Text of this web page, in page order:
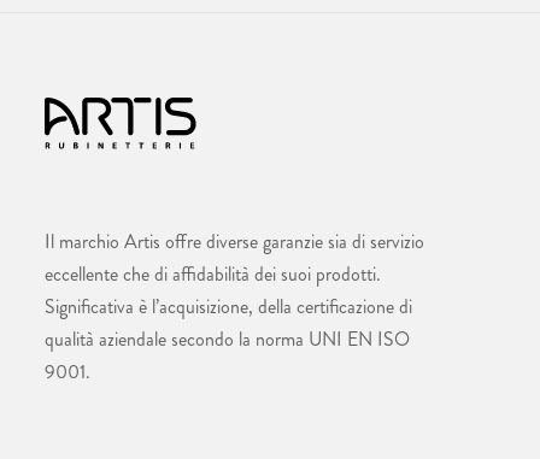
Il marchio Artis offre diverse garanzie sia di servizio
eccellente che di affidabilità dei suoi prodotti.
Significativa è l’acquisizione, della certificazione di
qualità aziendale secondo la norma UNI EN ISO
9001.